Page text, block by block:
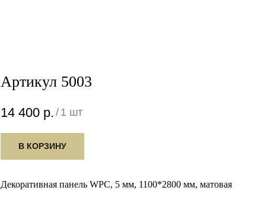
Артикул 5003
14 400 р. / 1 шт
В КОРЗИНУ
Декоративная панель WPC, 5 мм, 1100*2800 мм, матовая